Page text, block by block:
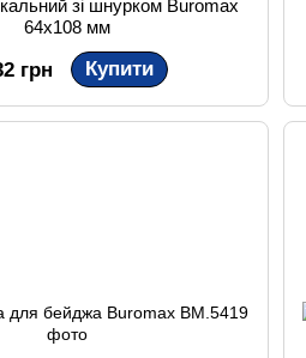
зі шнурком Buromax
64х108 мм
грн Купити